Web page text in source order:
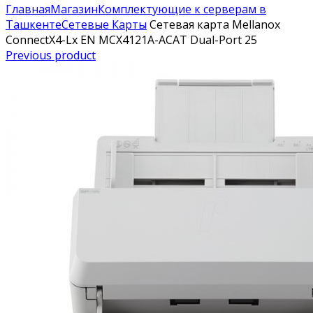
ГлавнаяМагазинКомплектующие к серверам в
ТашкентеСетевые Карты Сетевая карта Mellanox
ConnectX4-Lx EN MCX4121A-ACAT Dual-Port 25
Previous product